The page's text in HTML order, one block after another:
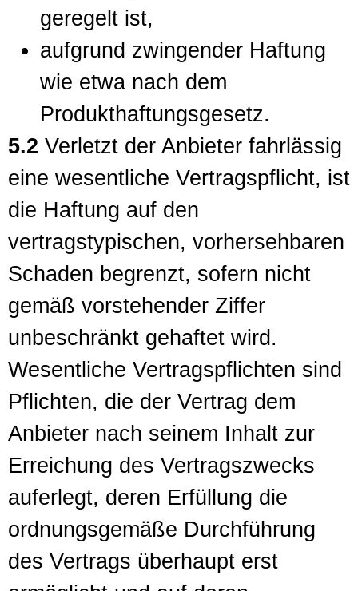
geregelt ist,
aufgrund zwingender Haftung
wie etwa nach dem
Produkthaftungsgesetz.
5.2 Verletzt der Anbieter fahrlässig
eine wesentliche Vertragspflicht, ist
die Haftung auf den
vertragstypischen, vorhersehbaren
Schaden begrenzt, sofern nicht
gemäß vorstehender Ziffer
unbeschränkt gehaftet wird.
Wesentliche Vertragspflichten sind
Pflichten, die der Vertrag dem
Anbieter nach seinem Inhalt zur
Erreichung des Vertragszwecks
auferlegt, deren Erfüllung die
ordnungsgemäße Durchführung
des Vertrags überhaupt erst